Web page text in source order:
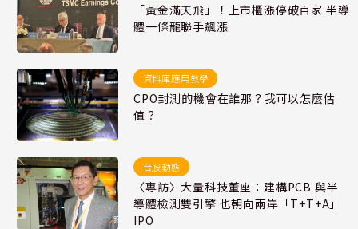
「黃金滿天飛」！上市櫃漲停破百家 半導
體一條龍聯手飆漲
資料庫應用教學
CPO封測的機會在誰那？我可以怎麼估
值？
台股動態
〈專訪〉大量科技董座：建構PCB 與半
導體檢測雙引擎 也朝向兩岸「T+T+A」
IPO